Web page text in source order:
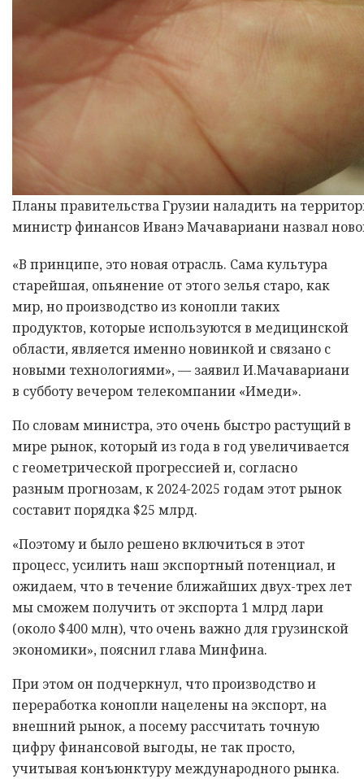
Планы правительства Грузии наладить на
министр финансов Иванэ Мачавариани назвал
«В принципе, это новая отрасль. Сама культура
старейшая, опьянение от этого зелья старо, как
мир, но производство из конопли таких
продуктов, которые используются в медицинской
области, является именно новинкой и связано с
новыми технологиями», — заявил И.Мачавариани
в субботу вечером телекомпании «Имеди».
По словам министра, это очень быстро растущий в
мире рынок, который из года в год увеличивается
с геометрической прогрессией и, согласно
разным прогнозам, к 2024-2025 годам этот рынок
составит порядка $25 млрд.
«Поэтому и было решено включиться в этот
процесс, усилить наш экспортный потенциал, и
ожидаем, что в течение ближайших двух-трех лет
мы сможем получить от экспорта 1 млрд лари
(около $400 млн), что очень важно для грузинской
экономики», пояснил глава Минфина.
При этом он подчеркнул, что производство и
переработка конопли нацелены на экспорт, на
внешний рынок, а посему рассчитать точную
цифру финансовой выгоды, не так просто,
учитывая конъюнктуру международного рынка.